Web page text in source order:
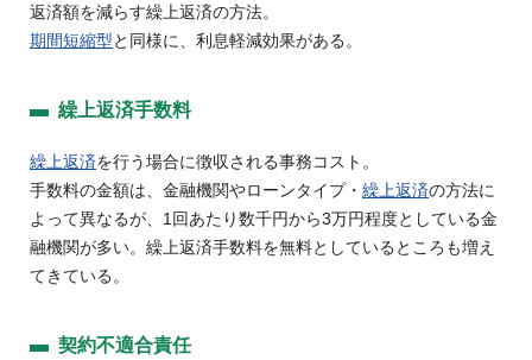
返済額を減らす繰上返済の方法。
期間短縮型と同様に、利息軽減効果がある。
繰上返済手数料
繰上返済を行う場合に徴収される事務コスト。
手数料の金額は、金融機関やローンタイプ・ 繰上返済の方法に
よって異なるが、1回あたり数千円から3万円程度としている金
融機関が多い。繰上返済手数料を無料としているところも増え
てきている。
契約不適合責任